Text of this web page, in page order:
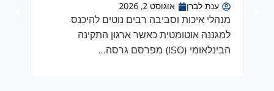
ענת לברן אוגוסט 2, 2026
מנהלי איכות וסביבה רבים נוטים להיכנס
למגננה אוטומטית כאשר ארגון התקינה
הבינלאומי (ISO) מפרסם גרסה...